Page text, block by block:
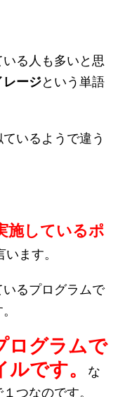
る人も多いと思
レージという単語
いるようで違う
施しているポ
ます。
るプログラムで
ログラムで
です。
な
つなのです。